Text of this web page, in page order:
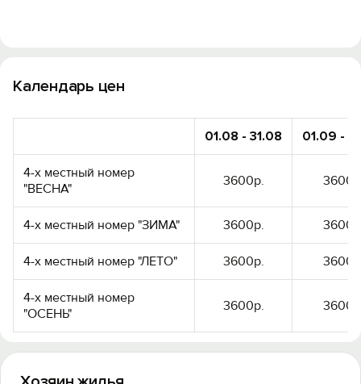
Календарь цен
01.08 - 31.08 01.09 -
4-х местный номер
"ВЕСНА"
3600р.
4-х местный номер "ЗИМА" 3600р.
4-х местный номер "ЛЕТО" 3600р.
4-х местный номер
"ОСЕНЬ"
3600р.